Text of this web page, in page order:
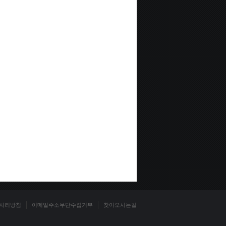
리방침 이메일주소무단수집거부 찾아오시는길